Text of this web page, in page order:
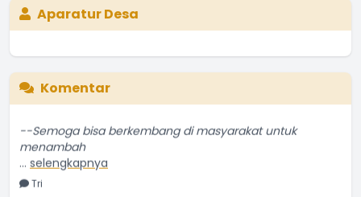
Aparatur Desa
Komentar
--Semoga bisa berkembang di masyarakat untuk
menambah
...selengkapnya